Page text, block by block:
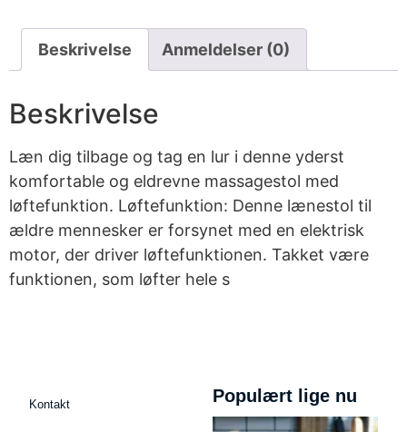
Beskrivelse Anmeldelser (0)
Beskrivelse
Læn dig tilbage og tag en lur i denne yderst
komfortable og eldrevne massagestol med
løftefunktion. Løftefunktion: Denne lænestol til
ældre mennesker er forsynet med en elektrisk
motor, der driver løftefunktionen. Takket være
funktionen, som løfter hele s
Kontakt Populært lige nu